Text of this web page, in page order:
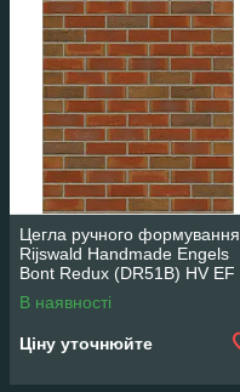
Цегла ручного формування
Rijswald Handmade Engels
Bont Redux (DR51B) HV EF
215x100x65
В наявності
Ціну уточнюйте